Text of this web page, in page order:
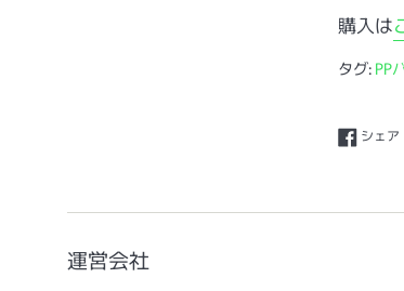
購入は
タグ:PP
シェア
運営会社